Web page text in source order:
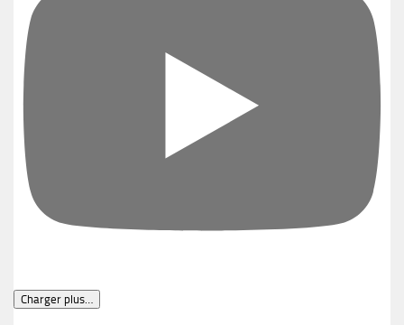
Charger plus…